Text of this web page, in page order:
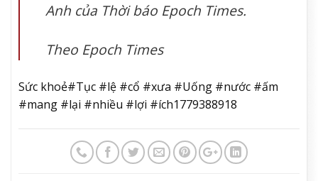
Anh của Thời báo Epoch Times.
Theo Epoch Times
Sức khoẻ#Tục #lệ #cổ #xưa #Uống #nước #ấm
#mang #lại #nhiều #lợi #ích1779388918